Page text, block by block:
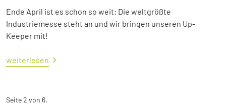
Ende April ist es schon so weit: Die weltgrößte
Industriemesse steht an und wir bringen unseren Up-
Keeper mit!
weiterlesen
Seite 2 von 6.